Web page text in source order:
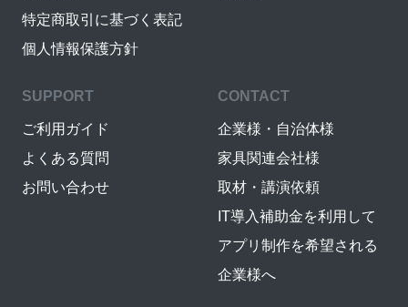
特定商取引に基づく表記
個人情報保護方針
SUPPORT
ご利用ガイド
よくある質問
お問い合わせ
CONTACT
企業様・自治体様
家具関連会社様
取材・講演依頼
IT導入補助金を利用して
アプリ制作を希望される
企業様へ